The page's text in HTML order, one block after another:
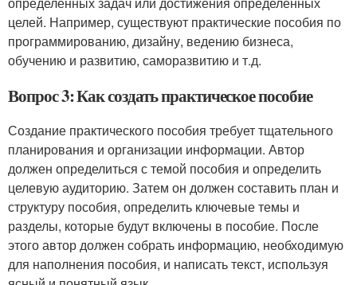
целей. Например, существуют практические пособия по
программированию, дизайну, ведению бизнеса,
обучению и развитию, саморазвитию и т.д.
Вопрос 3: Как создать практическое пособие
Создание практического пособия требует тщательного
планирования и организации информации. Автор
должен определиться с темой пособия и определить
целевую аудиторию. Затем он должен составить план и
структуру пособия, определить ключевые темы и
разделы, которые будут включены в пособие. После
этого автор должен собрать информацию, необходимую
для наполнения пособия, и написать текст, используя